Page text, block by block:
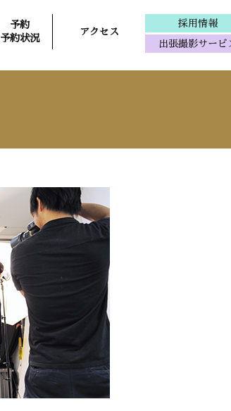
予約
予約状況
アクセス
採用情報
出張撮影サービ